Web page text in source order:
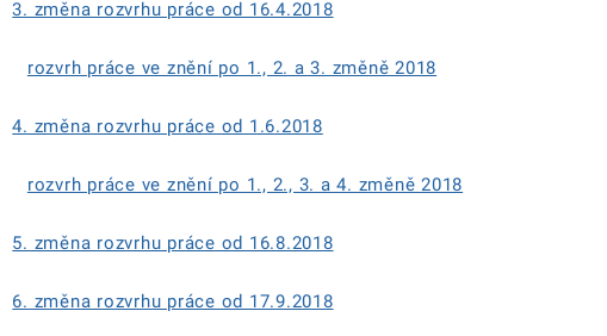
3. změna rozvrhu práce od 16.4.2018
rozvrh práce ve znění po 1., 2. a 3. změně 2018
4. změna rozvrhu práce od 1.6.2018
rozvrh práce ve znění po 1., 2., 3. a 4. změně 2018
5. změna rozvrhu práce od 16.8.2018
6. změna rozvrhu práce od 17.9.2018